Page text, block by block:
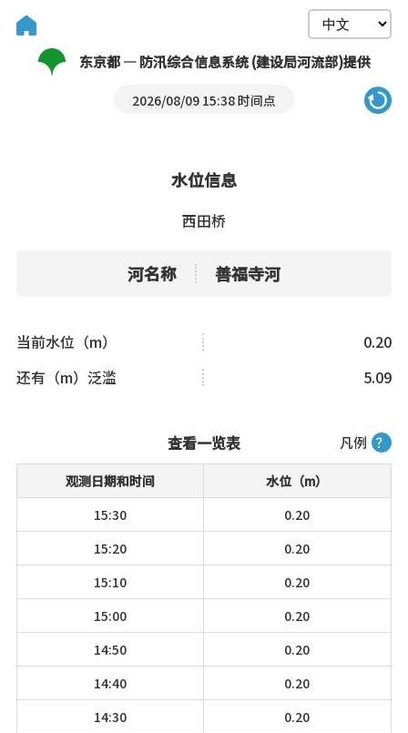
东京都 — 防汛综合信息系统 (建设局河流部)提供
2026/08/09 15:38 时间点
水位信息
西田桥
河名称 善福寺河
当前水位（m）
0.20
还有（m）泛滥
5.09
凡例 ？
查看一览表
观测日期和时间
水位（m）
15:30
0.20
15:20
0.20
15:10
0.20
15:00
0.20
14:50
0.20
14:40
0.20
14:30
0.20